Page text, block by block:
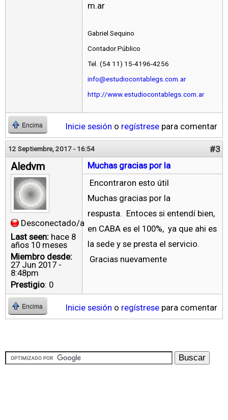
m.ar
Gabriel Sequino
Contador Público
Tel. (54 11) 15-4196-4256
info@estudiocontablegs.com.ar
http://www.estudiocontablegs.com.ar
Encima Inicie sesión o regístrese para comentar
12 Septiembre, 2017 - 16:54 #3
Aledvm
Desconectado/a
Last seen: hace 8
años 10 meses
Miembro desde:
27 Jun 2017 -
8:48pm
Prestigio: 0
Muchas gracias por la
Encontraron esto útil
Muchas gracias por la
respusta. Entoces si entendí bien,
en CABA es el 100%, ya que ahi es
la sede y se presta el servicio.
Gracias nuevamente
Encima Inicie sesión o regístrese para comentar